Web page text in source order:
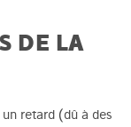
DE LA
retard (dû à des